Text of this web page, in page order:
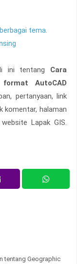
tema.
ini tentang Cara
AutoCAD
pertanyaan, link
komentar, halaman
Lapak GIS.
tentang Geographic